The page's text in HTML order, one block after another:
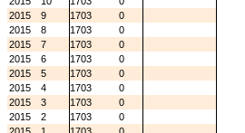
2015
9 1703
0
2015
8 1703
0
2015
7 1703
0
2015
6 1703
0
2015
5 1703
0
2015
4 1703
0
2015
3 1703
0
2015
2 1703
0